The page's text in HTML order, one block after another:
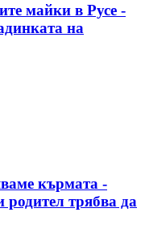
майки в Русе -
на
кърмата -
родител трябва да